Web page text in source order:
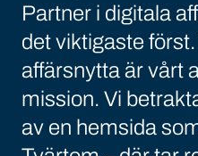
Partner i digitala
det viktigaste
affärsnytta är vårt
mission. Vi
av en hemsida